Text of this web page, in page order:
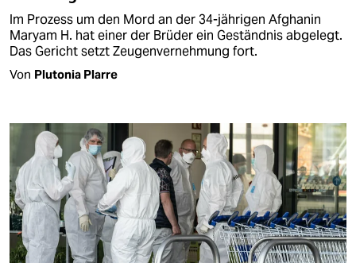
Im Prozess um den Mord an der 34-jährigen Afghanin
Maryam H. hat einer der Brüder ein Geständnis abgelegt.
Das Gericht setzt Zeugenvernehmung fort.
Von Plutonia Plarre